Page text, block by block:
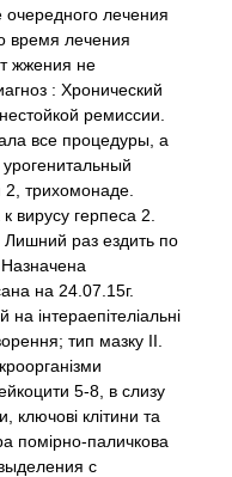
лечения
время лечения
жжения не
: Хронический
ремиссии.
все процедуры, а
2, трихомонаде.
вирусу герпеса 2.
Лишний раз ездить по
на 24.07.15г.
інтераепітеліальні
тип мазку II.
5-8, в слизу
ключові клітини та
помірно-паличкова
с